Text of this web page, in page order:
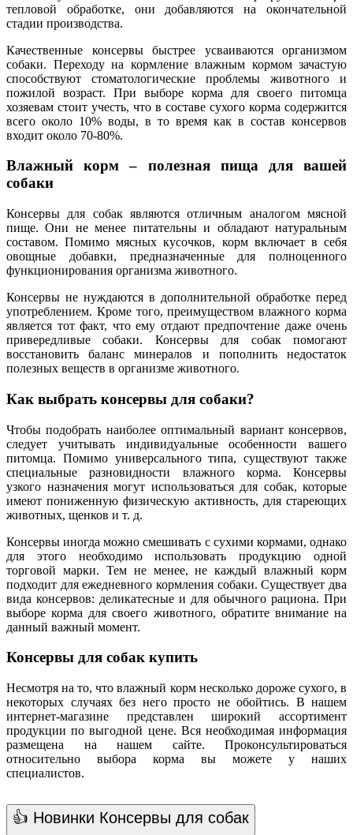
тепловой обработке, они добавляются на окончательной
стадии производства.
Качественные консервы быстрее усваиваются организмом
собаки. Переходу на кормление влажным кормом зачастую
способствуют стоматологические проблемы животного и
пожилой возраст. При выборе корма для своего питомца
хозяевам стоит учесть, что в составе сухого корма содержится
всего около 10% воды, в то время как в состав консервов
входит около 70-80%.
Влажный корм – полезная пища для вашей
собаки
Консервы для собак являются отличным аналогом мясной
пище. Они не менее питательны и обладают натуральным
составом. Помимо мясных кусочков, корм включает в себя
овощные добавки, предназначенные для полноценного
функционирования организма животного.
Консервы не нуждаются в дополнительной обработке перед
употреблением. Кроме того, преимуществом влажного корма
является тот факт, что ему отдают предпочтение даже очень
привередливые собаки. Консервы для собак помогают
восстановить баланс минералов и пополнить недостаток
полезных веществ в организме животного.
Как выбрать консервы для собаки?
Чтобы подобрать наиболее оптимальный вариант консервов,
следует учитывать индивидуальные особенности вашего
питомца. Помимо универсального типа, существуют также
специальные разновидности влажного корма. Консервы
узкого назначения могут использоваться для собак, которые
имеют пониженную физическую активность, для стареющих
животных, щенков и т. д.
Консервы иногда можно смешивать с сухими кормами, однако
для этого необходимо использовать продукцию одной
торговой марки. Тем не менее, не каждый влажный корм
подходит для ежедневного кормления собаки. Существует два
вида консервов: деликатесные и для обычного рациона. При
выборе корма для своего животного, обратите внимание на
данный важный момент.
Консервы для собак купить
Несмотря на то, что влажный корм несколько дороже сухого, в
некоторых случаях без него просто не обойтись. В нашем
интернет-магазине представлен широкий ассортимент
продукции по выгодной цене. Вся необходимая информация
размещена на нашем сайте. Проконсультироваться
относительно выбора корма вы можете у наших
специалистов.
👍 Новинки Консервы для собак